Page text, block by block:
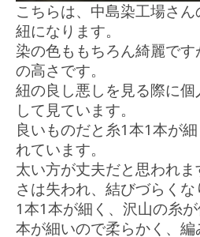
こちらは、中島染工場さ
紐になります。
染の色ももちろん綺麗で
の高さです。
紐の良し悪しを見る際に
して見ています。
良いものだと糸1本1本が
れています。
太い方が丈夫だと思われ
さは失われ、結びづらくな
1本1本が細く、沢山の糸
本が細いので柔らかく、